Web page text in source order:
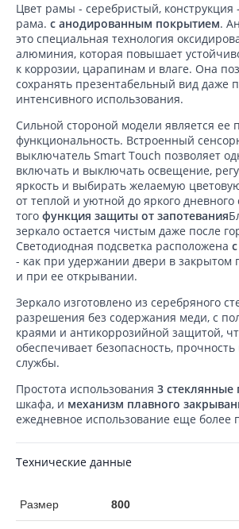
Цвет рамы - серебристый,
рама. с анодированным покрытием.
это специальная технология
алюминия, которая повышает
к коррозии, царапинам и влаге. Она
сохранять презентабельный вид даже
интенсивного использования.
Сильной стороной модели является ее
функциональность. Встроенный
выключатель Smart Touch позволяет
включать и выключать освещение,
яркость и выбирать желаемую
от теплой и уютной до яркого дневного
того функция защиты от запотевания
зеркало остается чистым даже после
Светодиодная подсветка расположена
- как при удержании двери в закрытом
и при ее открывании.
Зеркало изготовлено из серебряного
разрешения без содержания меди, с
краями и антикоррозийной защитой,
обеспечивает безопасность,
службы.
Простота использования 3 стеклянные
шкафа, и механизм плавного
ежедневное использование еще более
Технические данные
Размер 800